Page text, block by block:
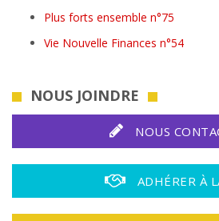
Plus forts ensemble n°75
Vie Nouvelle Finances n°54
NOUS JOINDRE
NOUS
ADHÉRER À